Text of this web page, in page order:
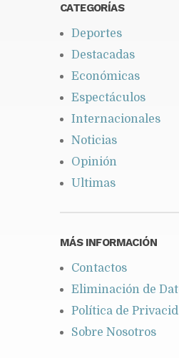
CATEGORÍAS
Deportes
Destacadas
Económicas
Espectáculos
Internacionales
Noticias
Opinión
Ultimas
MÁS INFORMACIÓN
Contactos
Eliminación de
Política de
Sobre Nosotros